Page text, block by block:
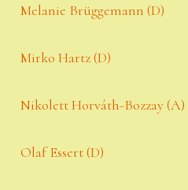
Melanie Brüggemann (D)
Mirko Hartz (D)
Nikolett Horváth-Bozzay (A)
Olaf Essert (D)